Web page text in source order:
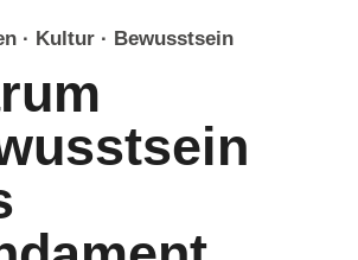
· Kultur · Bewusstsein